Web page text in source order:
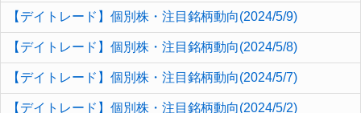
【デイトレード】個別株・注目銘柄動向(2024/5/9)
【デイトレード】個別株・注目銘柄動向(2024/5/8)
【デイトレード】個別株・注目銘柄動向(2024/5/7)
【デイトレード】個別株・注目銘柄動向(2024/5/2)